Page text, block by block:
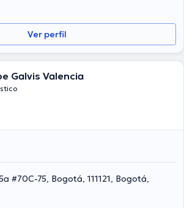
Ver perfil
Galvis Valencia
#70C-75, Bogotá, 111121, Bogotá,